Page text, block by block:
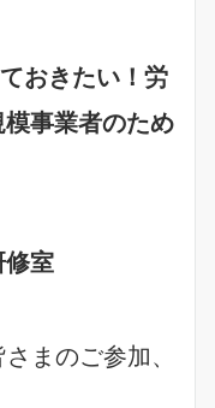
おきたい！労
事業者のため
修室
まのご参加、